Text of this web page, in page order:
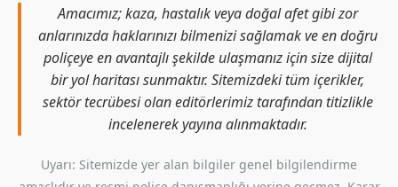
Amacımız; kaza, hastalık veya doğal afet gibi zor
anlarınızda haklarınızı bilmenizi sağlamak ve en doğru
poliçeye en avantajlı şekilde ulaşmanız için size dijital
bir yol haritası sunmaktır. Sitemizdeki tüm içerikler,
sektör tecrübesi olan editörlerimiz tarafından titizlikle
incelenerek yayına alınmaktadır.
Uyarı: Sitemizde yer alan bilgiler genel bilgilendirme